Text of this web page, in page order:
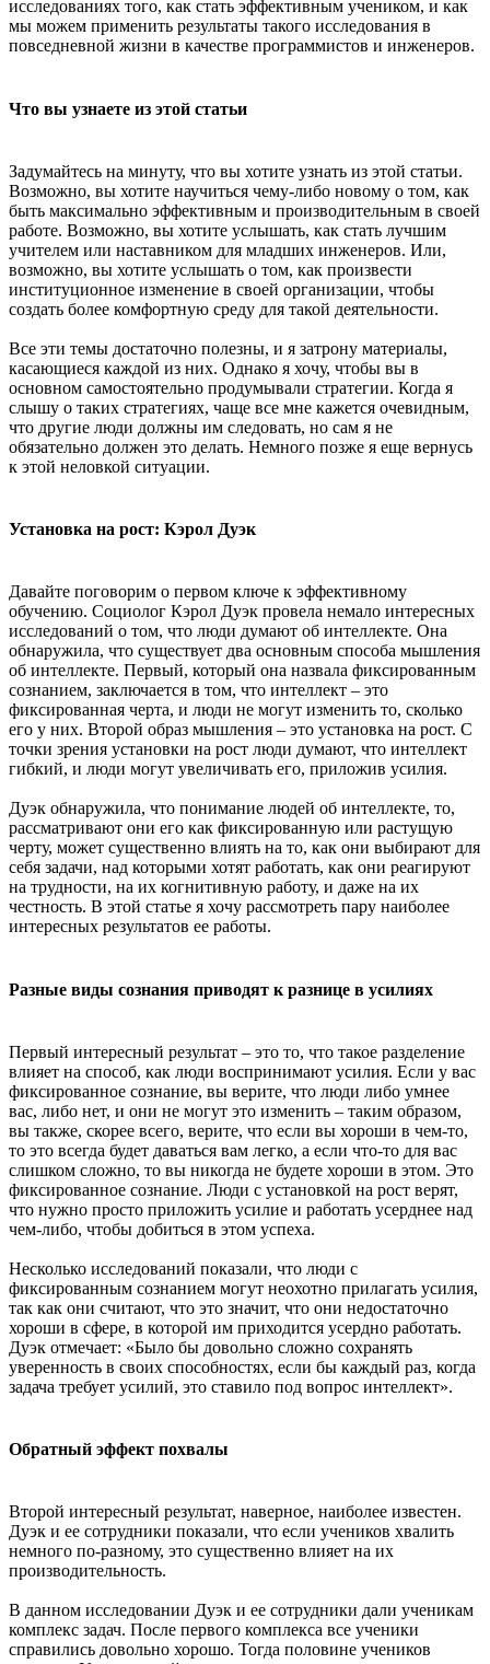
исследованиях того, как стать эффективным учеником, и как
мы можем применить результаты такого исследования в
повседневной жизни в качестве программистов и инженеров.
Что вы узнаете из этой статьи
Задумайтесь на минуту, что вы хотите узнать из этой статьи.
Возможно, вы хотите научиться чему-либо новому о том, как
быть максимально эффективным и производительным в своей
работе. Возможно, вы хотите услышать, как стать лучшим
учителем или наставником для младших инженеров. Или,
возможно, вы хотите услышать о том, как произвести
институционное изменение в своей организации, чтобы
создать более комфортную среду для такой деятельности.
Все эти темы достаточно полезны, и я затрону материалы,
касающиеся каждой из них. Однако я хочу, чтобы вы в
основном самостоятельно продумывали стратегии. Когда я
слышу о таких стратегиях, чаще все мне кажется очевидным,
что другие люди должны им следовать, но сам я не
обязательно должен это делать. Немного позже я еще вернусь
к этой неловкой ситуации.
Установка на рост: Кэрол Дуэк
Давайте поговорим о первом ключе к эффективному
обучению. Социолог Кэрол Дуэк провела немало интересных
исследований о том, что люди думают об интеллекте. Она
обнаружила, что существует два основным способа мышления
об интеллекте. Первый, который она назвала фиксированным
сознанием, заключается в том, что интеллект – это
фиксированная черта, и люди не могут изменить то, сколько
его у них. Второй образ мышления – это установка на рост. С
точки зрения установки на рост люди думают, что интеллект
гибкий, и люди могут увеличивать его, приложив усилия.
Дуэк обнаружила, что понимание людей об интеллекте, то,
рассматривают они его как фиксированную или растущую
черту, может существенно влиять на то, как они выбирают для
себя задачи, над которыми хотят работать, как они реагируют
на трудности, на их когнитивную работу, и даже на их
честность. В этой статье я хочу рассмотреть пару наиболее
интересных результатов ее работы.
Разные виды сознания приводят к разнице в усилиях
Первый интересный результат – это то, что такое разделение
влияет на способ, как люди воспринимают усилия. Если у вас
фиксированное сознание, вы верите, что люди либо умнее
вас, либо нет, и они не могут это изменить – таким образом,
вы также, скорее всего, верите, что если вы хороши в чем-то,
то это всегда будет даваться вам легко, а если что-то для вас
слишком сложно, то вы никогда не будете хороши в этом. Это
фиксированное сознание. Люди с установкой на рост верят,
что нужно просто приложить усилие и работать усерднее над
чем-либо, чтобы добиться в этом успеха.
Несколько исследований показали, что люди с
фиксированным сознанием могут неохотно прилагать усилия,
так как они считают, что это значит, что они недостаточно
хороши в сфере, в которой им приходится усердно работать.
Дуэк отмечает: «Было бы довольно сложно сохранять
уверенность в своих способностях, если бы каждый раз, когда
задача требует усилий, это ставило под вопрос интеллект».
Обратный эффект похвалы
Второй интересный результат, наверное, наиболее известен.
Дуэк и ее сотрудники показали, что если учеников хвалить
немного по-разному, это существенно влияет на их
производительность.
В данном исследовании Дуэк и ее сотрудники дали ученикам
комплекс задач. После первого комплекса все ученики
справились довольно хорошо. Тогда половине учеников